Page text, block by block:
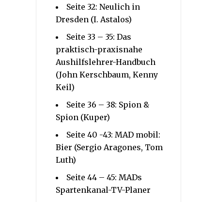
Seite 32: Neulich in
Dresden (I. Astalos)
Seite 33 – 35: Das
praktisch-praxisnahe
Aushilfslehrer-Handbuch
(John Kerschbaum, Kenny
Keil)
Seite 36 – 38: Spion &
Spion (Kuper)
Seite 40 -43: MAD mobil:
Bier (Sergio Aragones, Tom
Luth)
Seite 44 – 45: MADs
Spartenkanal-TV-Planer